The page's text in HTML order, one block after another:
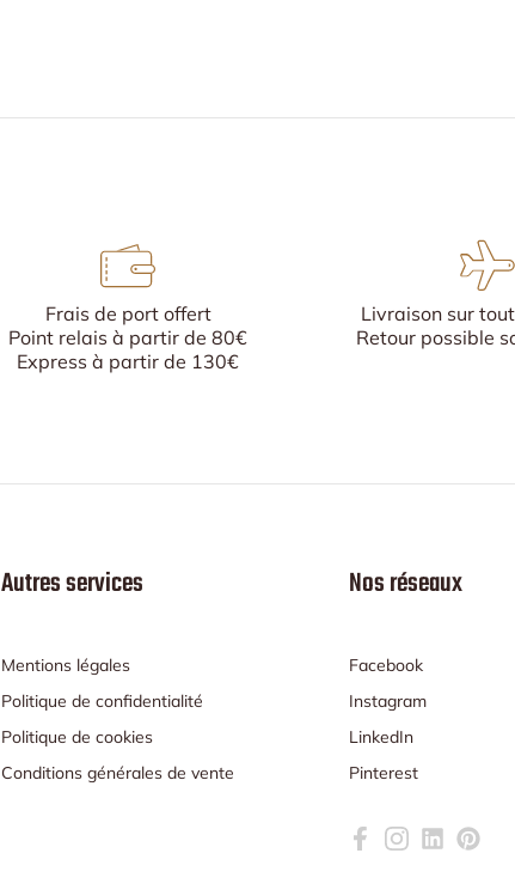
Frais de port offert
Point relais à partir de 80€
Express à partir de 130€
Livraison sur
Retour possible
Autres services
Mentions légales
Politique de confidentialité
Politique de cookies
Conditions générales de vente
Nos réseaux
Facebook
Instagram
LinkedIn
Pinterest